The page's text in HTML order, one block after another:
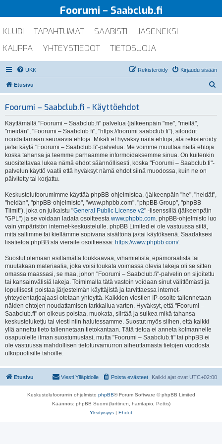
Foorumi – Saabclub.fi
KLUBI TAPAHTUMAT SAABISTI
JÄSENEKSI
KAUPPA
YHTEYSTIEDOT TIETOSUOJA
UKK Kirjaudu sisään
Rekisteröidy
Etusivu
Foorumi – Saabclub.fi - Käyttöehdot
Käyttämällä "Foorumi – Saabclub.fi" palvelua (jälkeenpäin "me", "meitä",
"meidän", "Foorumi – Saabclub.fi", "https://foorumi.saabclub.fi"), sitoudut
noudattamaan seuraavia ehtoja. Mikäli et hyväksy näitä ehtoja, älä rekisteröidy
ja/tai käytä "Foorumi – Saabclub.fi"-palvelua. Me voimme muuttaa näitä ehtoja
koska tahansa ja teemme parhaamme informoidaksemme sinua. On kuitenkin
suositeltavaa lukea nämä ehdot säännöllisesti, koska "Foorumi – Saabclub.fi"-
palvelun käyttö vaatii että hyväksyt nämä ehdot siinä muodossa, kuin ne on
päivitetty tai korjattu.
Keskustelufoorumimme käyttää phpBB-ohjelmistoa, (jälkeenpäin "he", "heidät",
"heidän", "phpBB-ohjelmisto", "www.phpbb.com", "phpBB Group", "phpBB
Tiimit"), joka on julkaistu "General Public License v2" -lisenssillä (jälkeenpäin
"GPL") ja se voidaan ladata osoitteesta www.phpbb.com. phpBB-ohjelmisto luo
vain ympäristön internet-keskustelulle. phpBB Limited ei ole vastuussa siitä,
mitä sallimme tai kiellämme sopivana sisältönä ja/tai käytöksenä. Saadaksesi
lisätietoa phpBB:stä vieraile osoitteessa: https://www.phpbb.com/.
Suostut olemaan esittämättä loukkaavaa, vihamielistä, epämoraalista tai
muutakaan materiaalia, joka voisi loukata voimassa olevia lakeja oli se sitten
omassa maassasi, se maa, johon "Foorumi – Saabclub.fi"-palvelin on sijoitettu
tai kansainvälisiä lakeja. Toimimalla tätä vastoin voidaan sinut välittömästi ja
lopullisesti poistaa järjestelmän käyttäjistä ja tarvittaessa internet-
yhteydentarjoajaasi otetaan yhteyttä. Kaikkien viestien IP-osoite tallennetaan
näiden ehtojen noudattamisen tarkkailua varten. Hyväksyt, että "Foorumi –
Saabclub.fi" on oikeus poistaa, muokata, siirtää ja sulkea mikä tahansa
keskusteluketju tai viesti niin halutessamme. Suostut myös siihen, että kaikki
yllä annettu tieto tallennetaan tietokantaan. Tätä tietoa ei anneta kolmannelle
osapuolelle ilman suostumustasi, mutta "Foorumi – Saabclub.fi" tai phpBB ei
ole vastuussa mahdollisen tietoturvamurron aiheuttamasta tietojen vuodosta
ulkopuolisille tahoille.
Etusivu Kaikki ajat ovat UTC+02:00
Poista evästeet
Viesti Ylläpidolle
Keskustelufoorumin ohjelmisto phpBB® Forum Software © phpBB Limited
Käännös: phpBB Suomi (lurttinen, harritapio, Pettis)
Yksityisyys | Ehdot